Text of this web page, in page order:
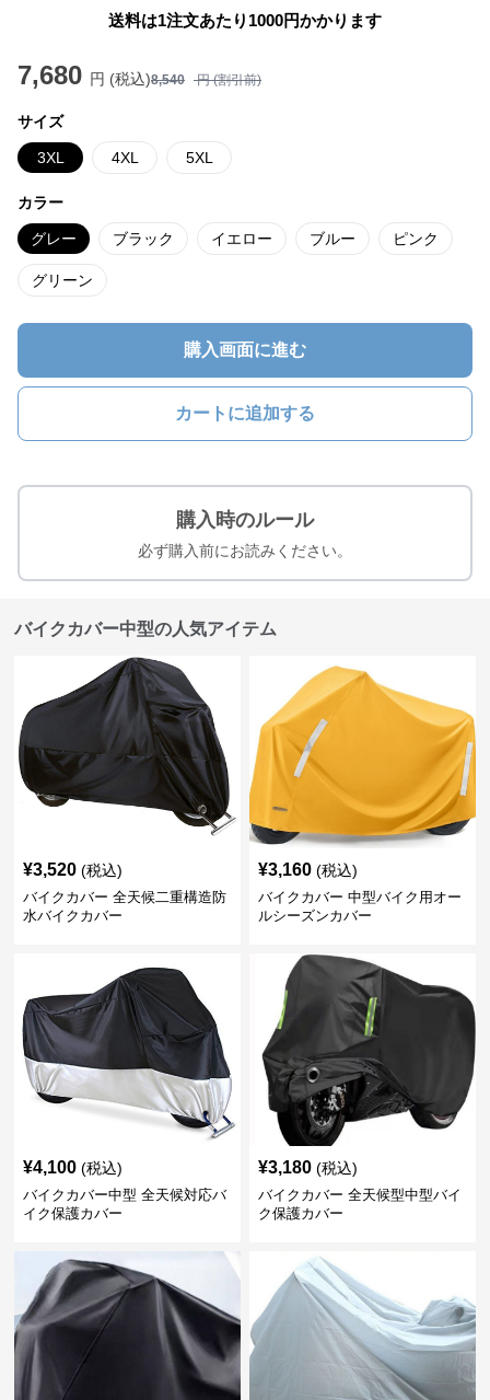
送料は1注文あたり 1000円かかります
7,680 円 (税込)8,540 円 (割引前)
サイズ
3XL 4XL 5XL
カラー
グレー ブラック イエロー ブルー ピンク
グリーン
購入画面に進む
カートに追加する
購入時のルール
必ず購入前にお読みください。
バイクカバー中型の人気アイテム
¥3,520 (税込)
バイクカバー 全天候二重構造防
水バイクカバー
¥3,160 (税込)
バイクカバー 中型バイク用オー
ルシーズンカバー
¥4,100 (税込)
バイクカバー中型 全天候対応バ
イク保護カバー
¥3,180 (税込)
バイクカバー 全天候型中型バイ
ク保護カバー